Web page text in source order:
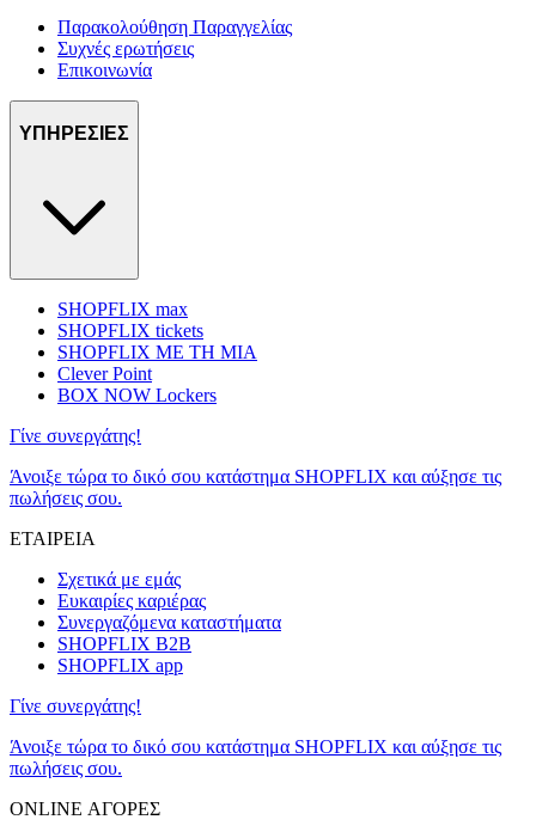
Παρακολούθηση Παραγγελίας
Συχνές ερωτήσεις
Επικοινωνία
ΥΠΗΡΕΣΙΕΣ
SHOPFLIX max
SHOPFLIX tickets
SHOPFLIX ΜΕ ΤΗ ΜΙΑ
Clever Point
BOX NOW Lockers
Γίνε συνεργάτης!
Άνοιξε τώρα το δικό σου κατάστημα SHOPFLIX και αύξησε τις
πωλήσεις σου.
ΕΤΑΙΡΕΙΑ
Σχετικά με εμάς
Ευκαιρίες καριέρας
Συνεργαζόμενα καταστήματα
SHOPFLIX B2B
SHOPFLIX app
Γίνε συνεργάτης!
Άνοιξε τώρα το δικό σου κατάστημα SHOPFLIX και αύξησε τις
πωλήσεις σου.
ONLINE ΑΓΟΡΕΣ